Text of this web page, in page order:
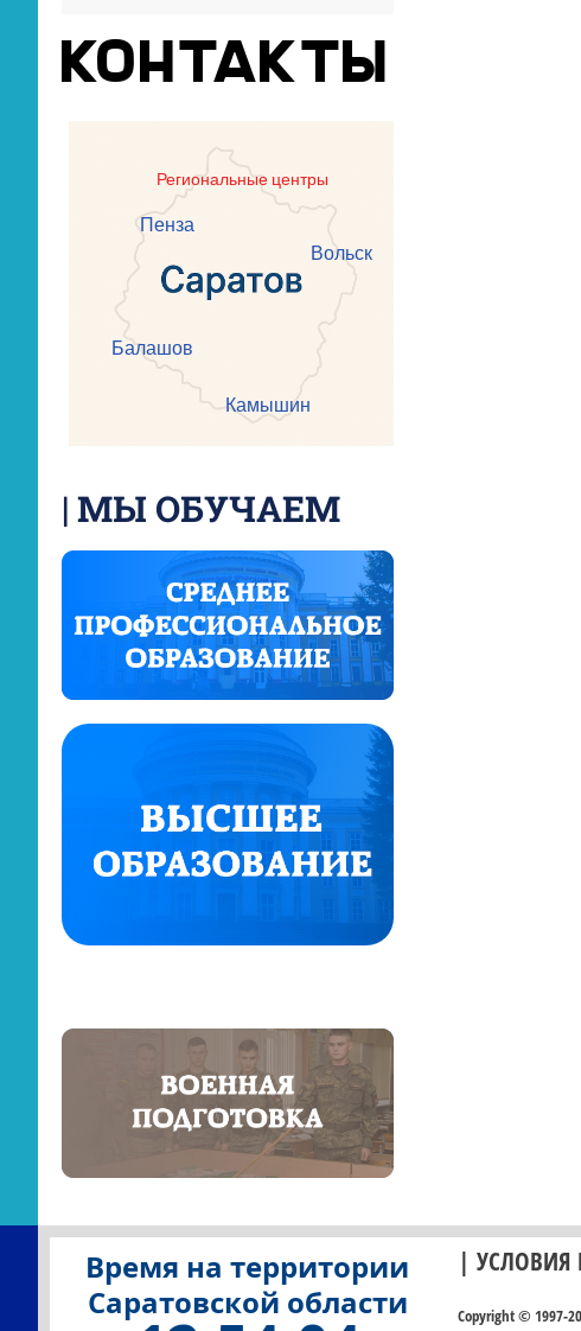
КОНТАКТЫ
Региональные центры
Пенза
Вольск
Балашов
Камышин
| МЫ ОБУЧАЕМ
Время на территории
Саратовской области
| УСЛОВИЯ
Copyright © 1997-